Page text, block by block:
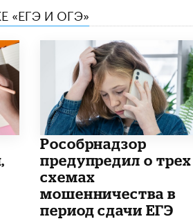
«ЕГЭ И ОГЭ»
Рособрнадзор
предупредил о трех
схемах
мошенничества в
период сдачи ЕГЭ